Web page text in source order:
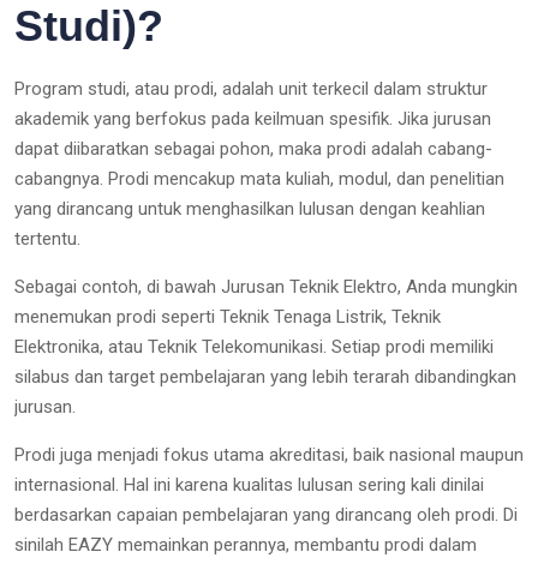
Studi)?
Program studi, atau prodi, adalah unit terkecil dalam struktur
akademik yang berfokus pada keilmuan spesifik. Jika jurusan
dapat diibaratkan sebagai pohon, maka prodi adalah cabang-
cabangnya. Prodi mencakup mata kuliah, modul, dan penelitian
yang dirancang untuk menghasilkan lulusan dengan keahlian
tertentu.
Sebagai contoh, di bawah Jurusan Teknik Elektro, Anda mungkin
menemukan prodi seperti Teknik Tenaga Listrik, Teknik
Elektronika, atau Teknik Telekomunikasi. Setiap prodi memiliki
silabus dan target pembelajaran yang lebih terarah dibandingkan
jurusan.
Prodi juga menjadi fokus utama akreditasi, baik nasional maupun
internasional. Hal ini karena kualitas lulusan sering kali dinilai
berdasarkan capaian pembelajaran yang dirancang oleh prodi. Di
sinilah EAZY memainkan perannya, membantu prodi dalam